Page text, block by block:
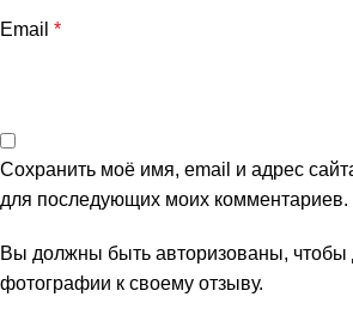
Email *
Сохранить моё имя, email и адрес
для последующих моих комментариев.
Вы должны быть авторизованы, чтобы
фотографии к своему отзыву.